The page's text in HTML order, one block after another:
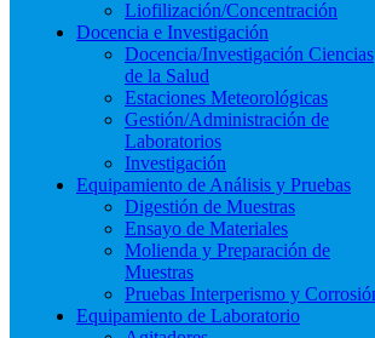
Liofilización/Concentración
Docencia e Investigación
Docencia/Investigación Ciencias
de la Salud
Estaciones Meteorológicas
Gestión/Administración de
Laboratorios
Investigación
Equipamiento de Análisis y Pruebas
Digestión de Muestras
Ensayo de Materiales
Molienda y Preparación de
Muestras
Pruebas Interperismo y
Equipamiento de Laboratorio